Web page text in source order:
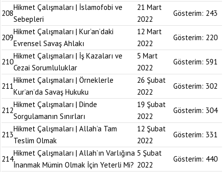
208
Hikmet Çalışmaları | İslamofobi ve
Sebepleri
21 Mart
2022
Gösterim: 243
209
Hikmet Çalışmaları | Kur’an’daki
Evrensel Savaş Ahlakı
12 Mart
2022
Gösterim: 220
210
Hikmet Çalışmaları | İş Kazaları ve
Cezai Sorumluluklar
5 Mart
2022
Gösterim: 591
211
Hikmet Çalışmaları | Örneklerle
Kur’an’da Savaş Hukuku
26 Şubat
2022
Gösterim: 302
212
Hikmet Çalışmaları | Dinde
Sorgulamanın Sınırları
19 Şubat
2022
Gösterim: 304
213
Hikmet Çalışmaları | Allah’a Tam
Teslim Olmak
12 Şubat
2022
Gösterim: 331
214
Hikmet Çalışmaları | Allah’ın Varlığına
İnanmak Mümin Olmak İçin Yeterli Mi?
5 Şubat
2022
Gösterim: 440